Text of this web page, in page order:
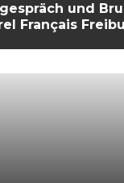
und
Français